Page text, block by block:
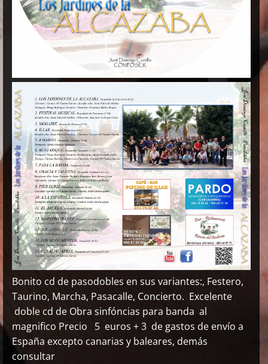
Bonito cd de pasodobles en sus variantes:, Festero,
Taurino, Marcha, Pasacalle, Concierto. Excelente
doble cd de Obra sinfóncias para banda al
magnifico Precio 5 euros + 3 de gastos de envío a
España excepto canarias y baleares, demás
consultar